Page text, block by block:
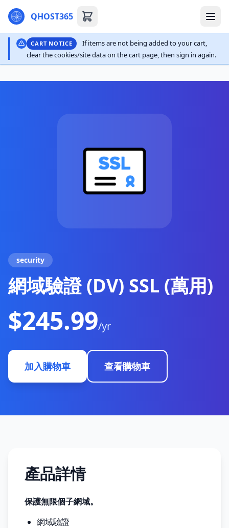
QHOST365
CART NOTICE
If items are not being added to your cart,
clear the cookies/site data on the cart page, then sign in again.
security
網域驗證 (DV) SSL (萬用)
$245.99/yr
加入購物車 查看購物車
產品詳情
保護無限個子網域。
網域驗證